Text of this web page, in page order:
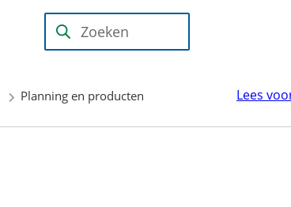
Zoeken
Planning en producten Lees